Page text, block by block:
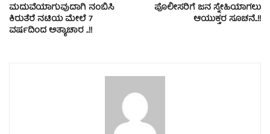
ಮದುವೆಯಾಗುವುದಾಗಿ ನಂಬಿಸಿ
ಕಿರುತೆರೆ ನಟಿಯ ಮೇಲೆ 7
ವರ್ಷದಿಂದ ಅತ್ಯಾಚಾರ ..!!
ಪೊಲೀಸರಿಗೆ ಜನ ಸ್ನೇಹಿಯಾಗಲು
ಆಯುಕ್ತರ ಸೂಚನೆ..!!